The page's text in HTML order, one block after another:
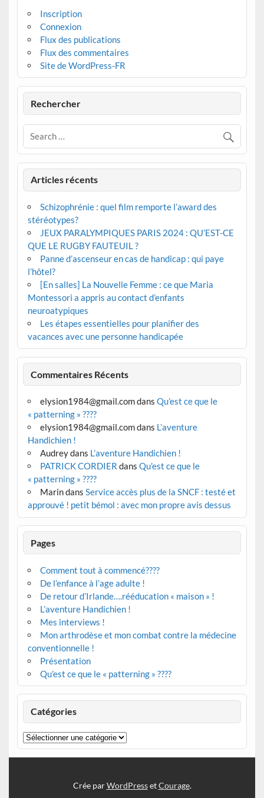
Inscription
Connexion
Flux des publications
Flux des commentaires
Site de WordPress-FR
Rechercher
Articles récents
Schizophrénie : quel film remporte l’award des
stéréotypes?
JEUX PARALYMPIQUES PARIS 2024 : QU’EST-CE
QUE LE RUGBY FAUTEUIL ?
Panne d’ascenseur en cas de handicap : qui paye
l’hôtel?
[En salles] La Nouvelle Femme : ce que Maria
Montessori a appris au contact d’enfants
neuroatypiques
Les étapes essentielles pour planifier des
vacances avec une personne handicapée
Commentaires Récents
elysion1984@gmail.comdans Qu’est ce que le
« patterning » ????
elysion1984@gmail.comdans L’aventure
Handichien !
Audreydans L’aventure Handichien !
PATRICK CORDIER dans Qu’est ce que le
« patterning » ????
Marindans Service accès plus de la SNCF : testé et
approuvé ! petit bémol : avec mon propre avis dessus
Pages
Comment tout à commencé????
De l’enfance à l’age adulte !
De retour d’Irlande….rééducation « maison » !
L’aventure Handichien !
Mes interviews !
Mon arthrodèse et mon combat contre la médecine
conventionnelle !
Présentation
Qu’est ce que le « patterning » ????
Catégories
Catégories
Crée parWordPressetCourage.